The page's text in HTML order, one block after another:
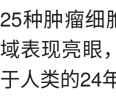
25种肿瘤细
域表现亮眼
于人类的24